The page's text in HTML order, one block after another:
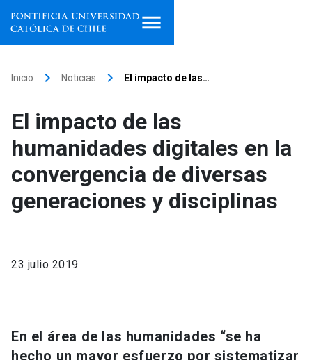
Facultades, escuelas e
institutos
Investigación
Información para
Inicio keyboard_arrow_right Noticias keyboard_arrow_right El impacto de las…
El impacto de las
humanidades digitales en la
convergencia de diversas
generaciones y disciplinas
23 julio 2019
En el área de las humanidades “se ha
hecho un mayor esfuerzo por sistematizar